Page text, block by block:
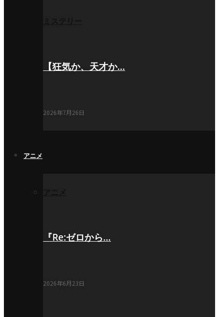
【狂気か、天才か…
2026年7月26日
アニメ
『Re:ゼロから…
2026年6月23日